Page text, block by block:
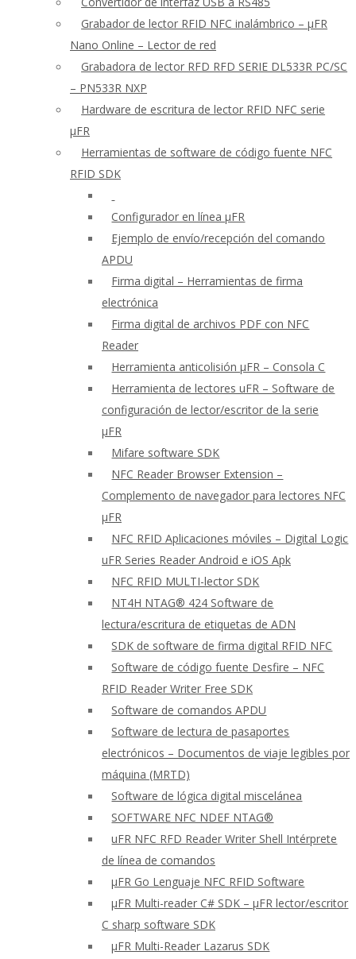
Grabador de lector RFID NFC inalámbrico – μFR
Nano Online – Lector de red
Grabadora de lector RFD RFD SERIE DL533R PC/SC
– PN533R NXP
Hardware de escritura de lector RFID NFC serie
μFR
Herramientas de software de código fuente NFC
RFID SDK
Configurador en línea μFR
Ejemplo de envío/recepción del comando
APDU
Firma digital – Herramientas de firma
electrónica
Firma digital de archivos PDF con NFC
Reader
Herramienta anticolisión μFR – Consola C
Herramienta de lectores uFR – Software de
configuración de lector/escritor de la serie
μFR
Mifare software SDK
NFC Reader Browser Extension –
Complemento de navegador para lectores NFC
μFR
NFC RFID Aplicaciones móviles – Digital Logic
uFR Series Reader Android e iOS Apk
NFC RFID MULTI-lector SDK
NT4H NTAG® 424 Software de
lectura/escritura de etiquetas de ADN
SDK de software de firma digital RFID NFC
Software de código fuente Desfire – NFC
RFID Reader Writer Free SDK
Software de comandos APDU
Software de lectura de pasaportes
electrónicos – Documentos de viaje legibles por
máquina (MRTD)
Software de lógica digital miscelánea
SOFTWARE NFC NDEF NTAG®
uFR NFC RFD Reader Writer Shell Intérprete
de línea de comandos
μFR Go Lenguaje NFC RFID Software
μFR Multi-reader C# SDK – μFR lector/escritor
C sharp software SDK
μFR Multi-Reader Lazarus SDK